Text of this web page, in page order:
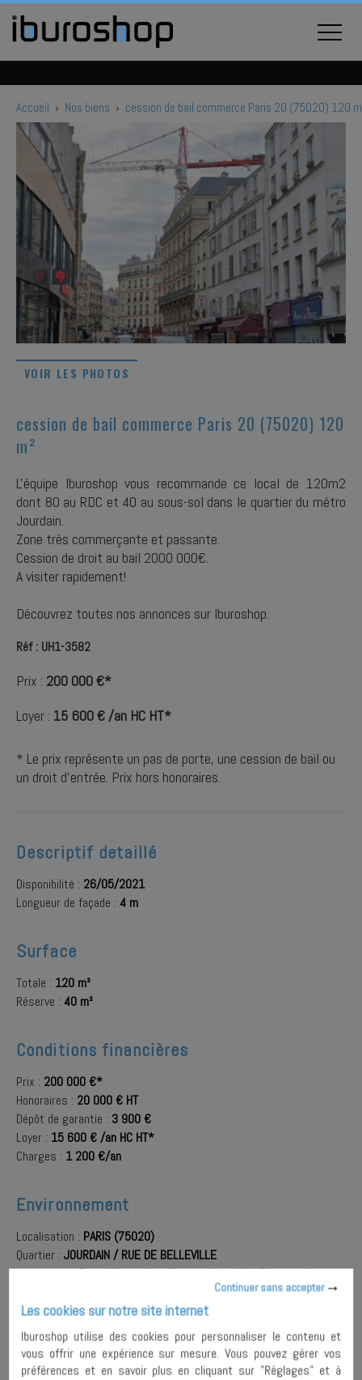
Accueil › Nos biens › cession de bail commerce Paris 20 (75020) 120
VOIR LES PHOTOS
cession de bail commerce Paris 20 (75020) 120
m²
L'équipe Iburoshop vous recommande ce local de 120m2
dont 80 au RDC et 40 au sous-sol dans le quartier du métro
Jourdain.
Zone très commerçante et passante.
Cession de droit au bail 2000 000€.
A visiter rapidement!
Découvrez toutes nos annonces sur Iburoshop.
Réf : UH1-3582
Prix : 200 000 €*
Loyer : 15 600 € /an HC HT*
* Le prix représente un pas de porte, une cession de bail ou
un droit d'entrée. Prix hors honoraires.
Descriptif detaillé
Disponibilité : 26/05/2021
Longueur de façade : 4 m
Surface
Totale : 120 m²
Réserve : 40 m²
Conditions financières
Prix : 200 000 €*
Honoraires : 20 000 € HT
Dépôt de garantie : 3 900 €
Loyer : 15 600 € /an HC HT*
Charges : 1 200 €/an
Environnement
Localisation : PARIS (75020)
Quartier : JOURDAIN / RUE DE BELLEVILLE
A proximité :Bus,Métro,Auto libre-service,Vélo libre-service
AJOUTER À
MA
SÉLECTION
ENVOYER À
UN AMI PARTAGER
Continuer sans accepter
Les cookies sur notre site internet
Iburoshop utilise des cookies pour personnaliser le contenu et
vous offrir une expérience sur mesure. Vous pouvez gérer vos
préférences et en savoir plus en cliquant sur "Réglages" et à